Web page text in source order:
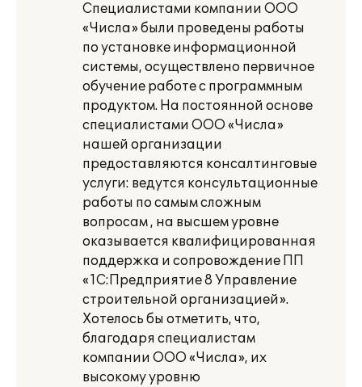
Специалистами компании ООО
«Числа» были проведены работы
по установке информационной
системы, осуществлено первичное
обучение работе с программным
продуктом. На постоянной основе
специалистами ООО «Числа»
нашей организации
предоставляются консалтинговые
услуги: ведутся консультационные
работы по самым сложным
вопросам , на высшем уровне
оказывается квалифицированная
поддержка и сопровождение ПП
«1С:Предприятие 8 Управление
строительной организацией».
Хотелось бы отметить, что,
благодаря специалистам
компании ООО «Числа», их
высокому уровню